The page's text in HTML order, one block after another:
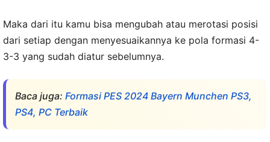
Maka dari itu kamu bisa mengubah atau merotasi posisi
dari setiap dengan menyesuaikannya ke pola formasi 4-
3-3 yang sudah diatur sebelumnya.
Baca juga: Formasi PES 2024 Bayern Munchen PS3,
PS4, PC Terbaik